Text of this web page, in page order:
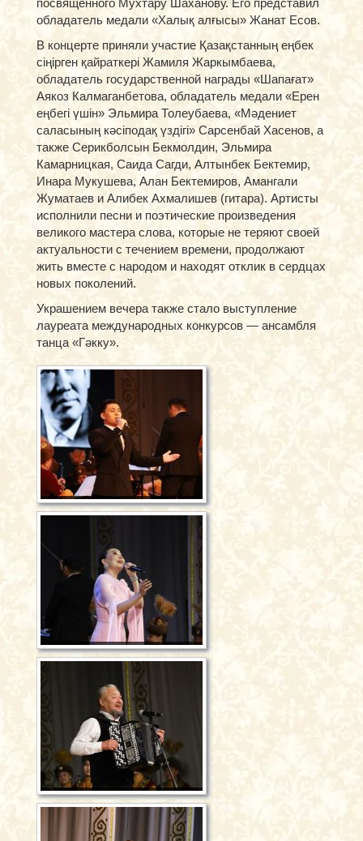
посвящённого Мухтару Шаханову. Его представил
обладатель медали «Халық алғысы» Жанат Есов.
В концерте приняли участие Қазақстанның еңбек
сіңірген қайраткері Жамиля Жаркымбаева,
обладатель государственной награды «Шапағат»
Аякоз Калмаганбетова, обладатель медали «Ерен
еңбегі үшін» Эльмира Толеубаева, «Мәдениет
саласының кәсіподақ үздігі» Сарсенбай Хасенов, а
также Серикболсын Бекмолдин, Эльмира
Камарницкая, Саида Сагди, Алтынбек Бектемир,
Инара Мукушева, Алан Бектемиров, Амангали
Жуматаев и Алибек Ахмалишев (гитара). Артисты
исполнили песни и поэтические произведения
великого мастера слова, которые не теряют своей
актуальности с течением времени, продолжают
жить вместе с народом и находят отклик в сердцах
новых поколений.
Украшением вечера также стало выступление
лауреата международных конкурсов — ансамбля
танца «Гәкку».